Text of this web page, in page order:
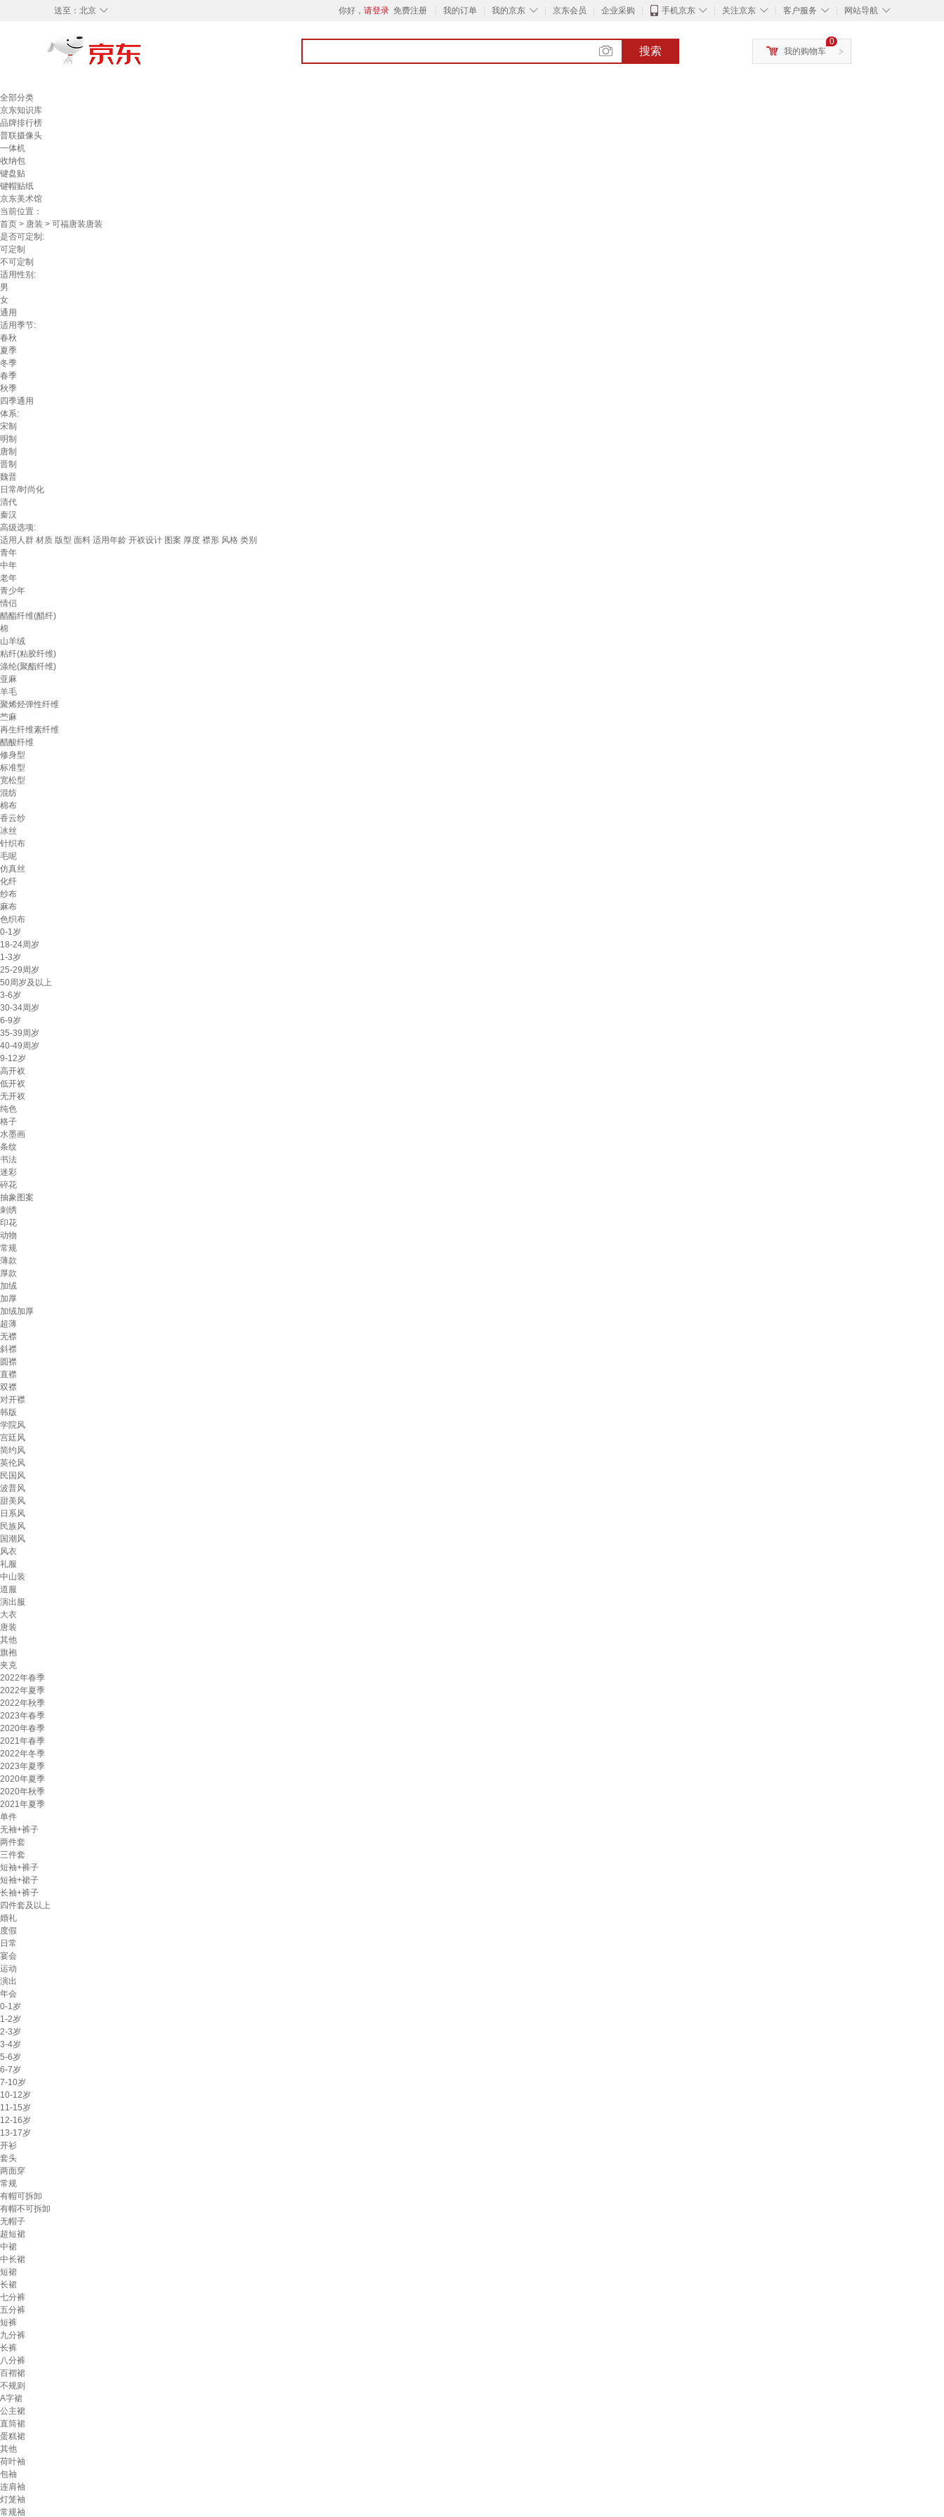
◇
送至： 北京 你好， 请登录 免费注册 我的订单 ◇
我的京东 京东会员 企业采购 ◇
手机京东 ◇
关注京东 ◇
客户服务 ◇
网站导航
搜索 >
0
我的购物车
全部分类
京东知识库
品牌排行榜
普联摄像头
一体机
收纳包
键盘贴
键帽贴纸
京东美术馆
当前位置：
首页 > 唐装 > 可福唐装唐装
是否可定制:
可定制
不可定制
适用性别:
男
女
通用
适用季节:
春秋
夏季
冬季
春季
秋季
四季通用
体系:
宋制
明制
唐制
晋制
魏晋
日常/时尚化
清代
秦汉
高级选项:
适用人群 材质 版型 面料 适用年龄 开衩设计 图案 厚度 襟形 风格 类别
青年
中年
老年
青少年
情侣
醋酯纤维(醋纤)
棉
山羊绒
粘纤(粘胶纤维)
涤纶(聚酯纤维)
亚麻
羊毛
聚烯烃弹性纤维
苎麻
再生纤维素纤维
醋酸纤维
修身型
标准型
宽松型
混纺
棉布
香云纱
冰丝
针织布
毛呢
仿真丝
化纤
纱布
麻布
色织布
0-1岁
18-24周岁
1-3岁
25-29周岁
50周岁及以上
3-6岁
30-34周岁
6-9岁
35-39周岁
40-49周岁
9-12岁
高开衩
低开衩
无开衩
纯色
格子
水墨画
条纹
书法
迷彩
碎花
抽象图案
刺绣
印花
动物
常规
薄款
厚款
加绒
加厚
加绒加厚
超薄
无襟
斜襟
圆襟
直襟
双襟
对开襟
韩版
学院风
宫廷风
简约风
英伦风
民国风
波普风
甜美风
日系风
民族风
国潮风
风衣
礼服
中山装
道服
演出服
大衣
唐装
其他
旗袍
夹克
2022年春季
2022年夏季
2022年秋季
2023年春季
2020年春季
2021年春季
2022年冬季
2023年夏季
2020年夏季
2020年秋季
2021年夏季
单件
无袖+裤子
两件套
三件套
短袖+裤子
短袖+裙子
长袖+裤子
四件套及以上
婚礼
度假
日常
宴会
运动
演出
年会
0-1岁
1-2岁
2-3岁
3-4岁
5-6岁
6-7岁
7-10岁
10-12岁
11-15岁
12-16岁
13-17岁
开衫
套头
两面穿
常规
有帽可拆卸
有帽不可拆卸
无帽子
超短裙
中裙
中长裙
短裙
长裙
七分裤
五分裤
短裤
九分裤
长裤
八分裤
百褶裙
不规则
A字裙
公主裙
直筒裙
蛋糕裙
其他
荷叶袖
包袖
连肩袖
灯笼袖
常规袖